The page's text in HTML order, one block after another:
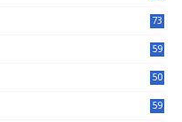
73
59
50
59